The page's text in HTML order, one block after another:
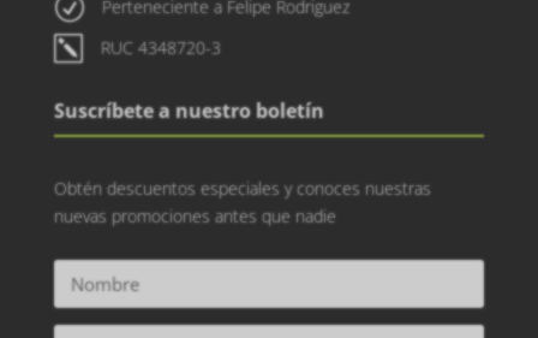
R Perteneciente a Felipe Rodriguez
k RUC 4348720-3
Suscríbete a nuestro boletín
Obtén descuentos especiales y conoces nuestras
nuevas promociones antes que nadie